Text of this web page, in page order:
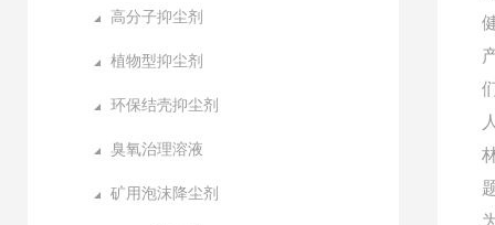
高分子抑尘剂
植物型抑尘剂
环保结壳抑尘剂
臭氧治理溶液
矿用泡沫降尘剂